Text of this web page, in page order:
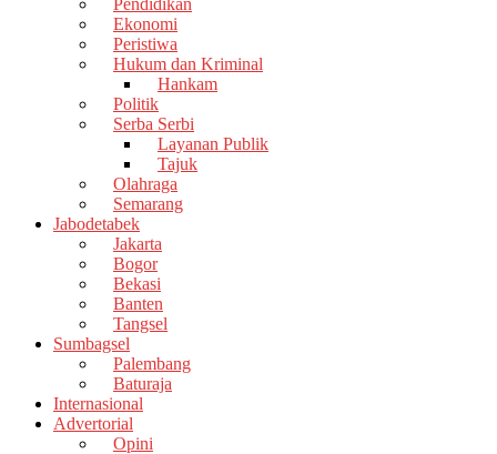
Pendidikan
Ekonomi
Peristiwa
Hukum dan Kriminal
Hankam
Politik
Serba Serbi
Layanan Publik
Tajuk
Olahraga
Semarang
Jabodetabek
Jakarta
Bogor
Bekasi
Banten
Tangsel
Sumbagsel
Palembang
Baturaja
Internasional
Advertorial
Opini